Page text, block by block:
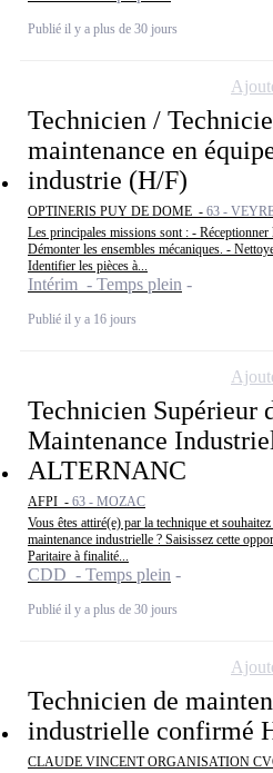
Publié il y a plus de 30 jours
Technicien /
maintenance en
industrie (H/F)
OPTINERIS PUY DE DOME - 63 -
Les principales missions sont : - Réceptionner
Démonter les ensembles mécaniques. -
Identifier les pièces à...
Intérim - Temps plein
Publié il y a 16 jours
Technicien Supérieur
Maintenance
ALTERNANC
AFPI - 63 - MOZAC
Vous êtes attiré(e) par la technique et
maintenance industrielle ? Saisissez cette
Paritaire à finalité...
CDD - Temps plein
Publié il y a plus de 30 jours
Technicien de
industrielle confirmé
CLAUDE VINCENT ORGANISATION